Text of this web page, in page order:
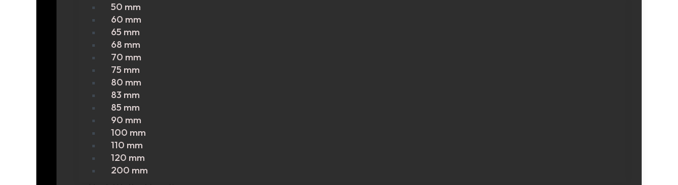
50 mm
60 mm
65 mm
68 mm
70 mm
75 mm
80 mm
83 mm
85 mm
90 mm
100 mm
110 mm
120 mm
200 mm